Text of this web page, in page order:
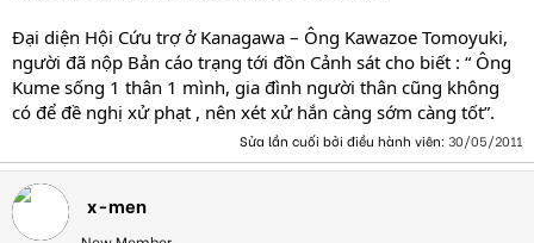
Đại diện Hội Cứu trợ ở Kanagawa – Ông Kawazoe Tomoyuki,
người đã nộp Bản cáo trạng tới đồn Cảnh sát cho biết : “ Ông
Kume sống 1 thân 1 mình, gia đình người thân cũng không
có để đề nghị xử phạt , nên xét xử hắn càng sớm càng tốt”.
Sửa lần cuối bởi điều hành viên: 30/05/2011
x-men